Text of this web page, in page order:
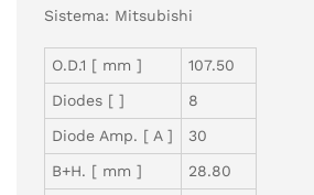
Sistema: Mitsubishi
O.D.1 [ mm ]
107.50
Diodes [ ]
8
Diode Amp. [ A ]
30
B+H. [ mm ]
28.80